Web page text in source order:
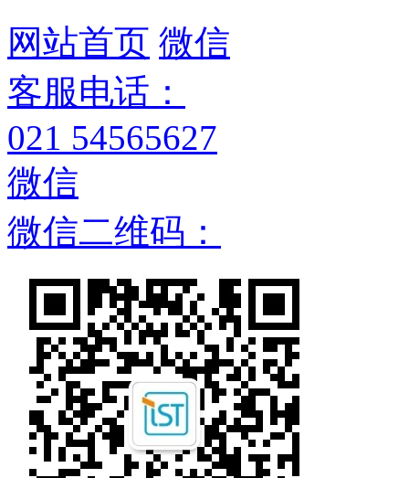
网站首页 微信
客服电话：
021 54565627
微信
微信二维码：